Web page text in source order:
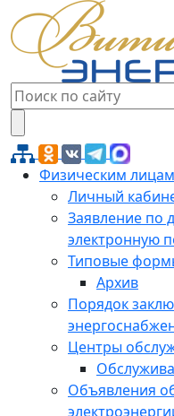
Физическим лицам
Личный
Заявление по
электронную
Типовые
Архив
Порядок
Центры
Объявления